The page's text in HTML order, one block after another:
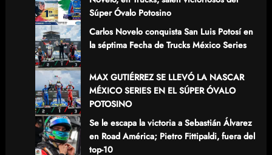
Súper Óvalo Potosino
Carlos Novelo conquista San Luis Potosí en
la séptima Fecha de Trucks México Series
MAX GUTIÉRREZ SE LLEVÓ LA NASCAR
MÉXICO SERIES EN EL SÚPER ÓVALO
POTOSINO
Se le escapa la victoria a Sebastián Álvarez
en Road América; Pietro Fittipaldi, fuera del
top-10